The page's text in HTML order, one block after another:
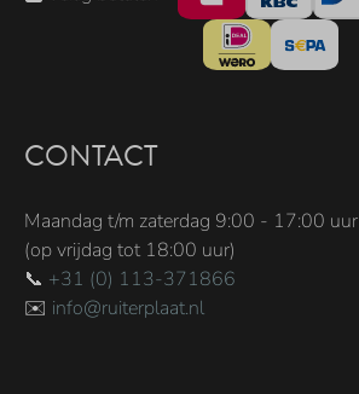
CONTACT
Maandag t/m zaterdag 9:00 - 17:00 uur
(op vrijdag tot 18:00 uur)
📞 +31 (0) 113-371866
✉️ info@ruiterplaat.nl